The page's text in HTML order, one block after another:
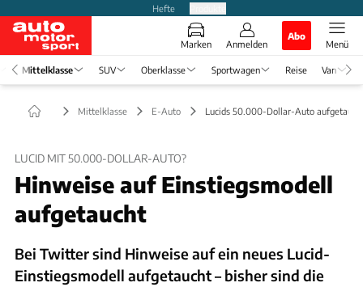
Hefte
Marken Anmelden
Abo
Menü
Mittelklasse SUV Oberklasse Sportwagen Reise Van
Mittelklasse E-Auto Lucids 50.000-Dollar-Auto
LUCID MIT 50.000-DOLLAR-AUTO?
Hinweise auf Einstiegsmodell
aufgetaucht
Bei Twitter sind Hinweise auf ein neues Lucid-
Einstiegsmodell aufgetaucht – bisher sind die